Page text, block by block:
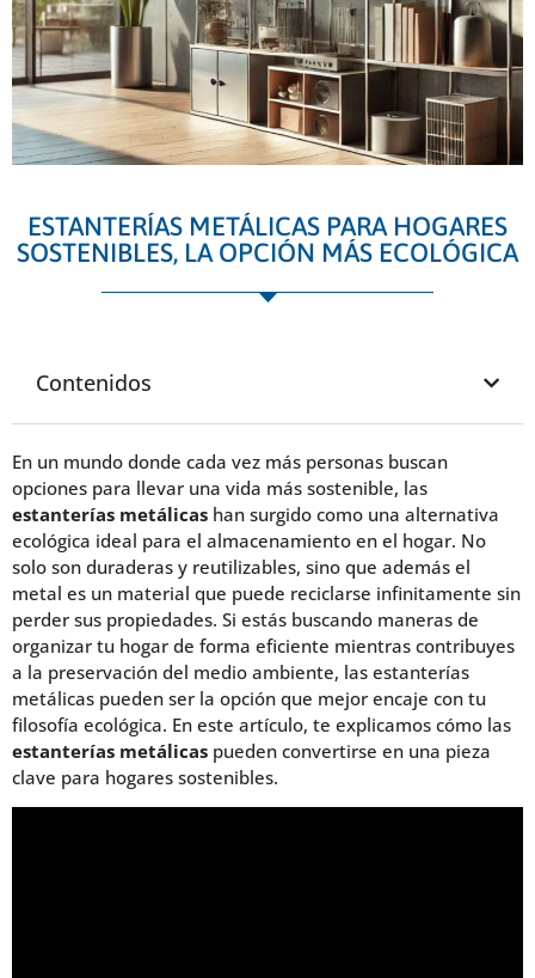
ESTANTERÍAS METÁLICAS PARA HOGARES
SOSTENIBLES, LA OPCIÓN MÁS ECOLÓGICA
Contenidos
En un mundo donde cada vez más personas buscan
opciones para llevar una vida más sostenible, las
estanterías metálicas han surgido como una alternativa
ecológica ideal para el almacenamiento en el hogar. No
solo son duraderas y reutilizables, sino que además el
metal es un material que puede reciclarse infinitamente sin
perder sus propiedades. Si estás buscando maneras de
organizar tu hogar de forma eficiente mientras contribuyes
a la preservación del medio ambiente, las estanterías
metálicas pueden ser la opción que mejor encaje con tu
filosofía ecológica. En este artículo, te explicamos cómo las
estanterías metálicas pueden convertirse en una pieza
clave para hogares sostenibles.